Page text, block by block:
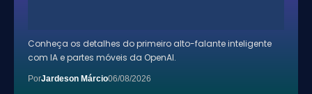
Conheça os detalhes do primeiro alto-falante inteligente
com IA e partes móveis da OpenAI.
PorJardeson Márcio06/08/2026